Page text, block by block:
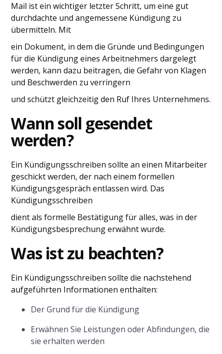
Mail ist ein wichtiger letzter Schritt, um eine gut
durchdachte und angemessene Kündigung zu
übermitteln. Mit
ein Dokument, in dem die Gründe und Bedingungen
für die Kündigung eines Arbeitnehmers dargelegt
werden, kann dazu beitragen, die Gefahr von Klagen
und Beschwerden zu verringern
und schützt gleichzeitig den Ruf Ihres Unternehmens.
Wann soll gesendet
werden?
Ein Kündigungsschreiben sollte an einen Mitarbeiter
geschickt werden, der nach einem formellen
Kündigungsgespräch entlassen wird. Das
Kündigungsschreiben
dient als formelle Bestätigung für alles, was in der
Kündigungsbesprechung erwähnt wurde.
Was ist zu beachten?
Ein Kündigungsschreiben sollte die nachstehend
aufgeführten Informationen enthalten:
Der Grund für die Kündigung
Erwähnen Sie Leistungen oder Abfindungen, die
sie erhalten werden